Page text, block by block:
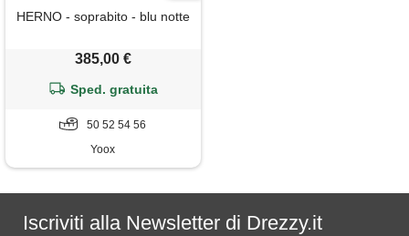
HERNO - soprabito - blu notte
385,00 €
Sped. gratuita
50 52 54 56
Yoox
Iscriviti alla Newsletter di Drezzy.it